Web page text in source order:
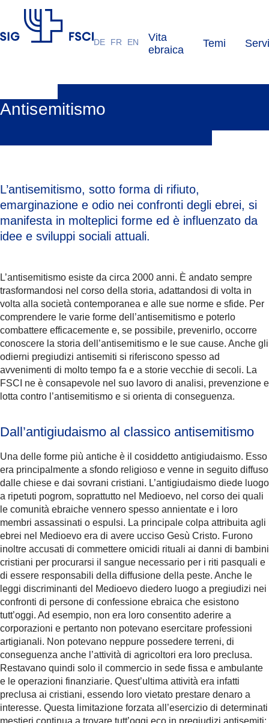
DE FR EN
Vita
ebraica
Temi
Antisemitismo
L’antisemitismo, sotto forma di rifiuto,
emarginazione e odio nei confronti degli ebrei, si
manifesta in molteplici forme ed è influenzato da
idee e sviluppi sociali attuali.
L’antisemitismo esiste da circa 2000 anni. È andato sempre
trasformandosi nel corso della storia, adattandosi di volta in
volta alla società contemporanea e alle sue norme e sfide. Per
comprendere le varie forme dell’antisemitismo e poterlo
combattere efficacemente e, se possibile, prevenirlo, occorre
conoscere la storia dell’antisemitismo e le sue cause. Anche gli
odierni pregiudizi antisemiti si riferiscono spesso ad
avvenimenti di molto tempo fa e a storie vecchie di secoli. La
FSCI ne è consapevole nel suo lavoro di analisi, prevenzione e
lotta contro l’antisemitismo e si orienta di conseguenza.
Dall’antigiudaismo al classico antisemitismo
Una delle forme più antiche è il cosiddetto antigiudaismo. Esso
era principalmente a sfondo religioso e venne in seguito diffuso
dalle chiese e dai sovrani cristiani. L’antigiudaismo diede luogo
a ripetuti pogrom, soprattutto nel Medioevo, nel corso dei quali
le comunità ebraiche vennero spesso annientate e i loro
membri assassinati o espulsi. La principale colpa attribuita agli
ebrei nel Medioevo era di avere ucciso Gesù Cristo. Furono
inoltre accusati di commettere omicidi rituali ai danni di bambini
cristiani per procurarsi il sangue necessario per i riti pasquali e
di essere responsabili della diffusione della peste. Anche le
leggi discriminanti del Medioevo diedero luogo a pregiudizi nei
confronti di persone di confessione ebraica che esistono
tutt’oggi. Ad esempio, non era loro consentito aderire a
corporazioni e pertanto non potevano esercitare professioni
artigianali. Non potevano neppure possedere terreni, di
conseguenza anche l’attività di agricoltori era loro preclusa.
Restavano quindi solo il commercio in sede fissa e ambulante
e le operazioni finanziarie. Quest’ultima attività era infatti
preclusa ai cristiani, essendo loro vietato prestare denaro a
interesse. Questa limitazione forzata all’esercizio di determinati
mestieri continua a trovare tutt’oggi eco in pregiudizi antisemiti: